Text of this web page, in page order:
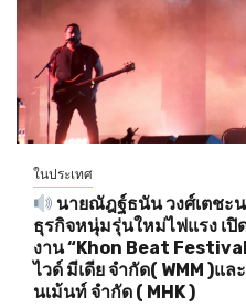
ในประเทศ
นายณัฎฐ์ธนัน วงศ์เตชะ
ธุรกิจหนุ่มรุ่นใหม่ไฟแรง เปิ
งาน “Khon Beat
ไวด์ มีเดีย จำกัด( WMM )แ
นเม้นท์ จำกัด ( MHK )